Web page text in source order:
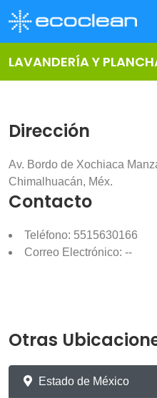
LAVANDERÍA Y
Dirección
Av. Bordo de Xochiaca
Chimalhuacán, Méx.
Contacto
Teléfono: 5515630166
Correo Electrónico: --
Otras
Estado de México